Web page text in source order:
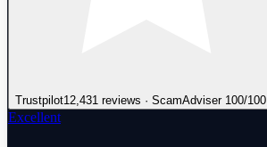
Trustpilot12,431 reviews · ScamAdviser 100/100
Excellent